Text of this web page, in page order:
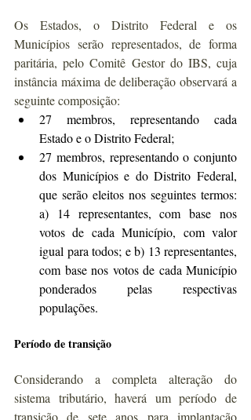
Os Estados, o Distrito Federal e os
Municípios serão representados, de forma
paritária, pelo Comitê Gestor do IBS, cuja
instância máxima de deliberação observará a
seguinte composição:
27 membros, representando cada
Estado e o Distrito Federal;
27 membros, representando o conjunto
dos Municípios e do Distrito Federal,
que serão eleitos nos seguintes termos:
a) 14 representantes, com base nos
votos de cada Município, com valor
igual para todos; e b) 13 representantes,
com base nos votos de cada Município
ponderados pelas respectivas
populações.
Período de transição
Considerando a completa alteração do
sistema tributário, haverá um período de
transição de sete anos para implantação